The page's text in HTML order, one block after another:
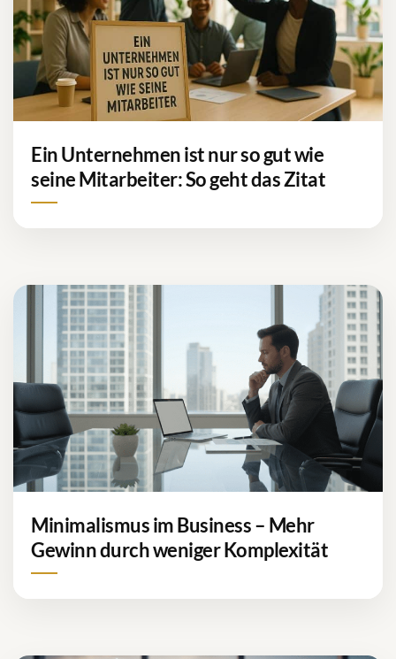
Ein Unternehmen ist nur so gut wie
seine Mitarbeiter: So geht das Zitat
Minimalismus im Business – Mehr
Gewinn durch weniger Komplexität